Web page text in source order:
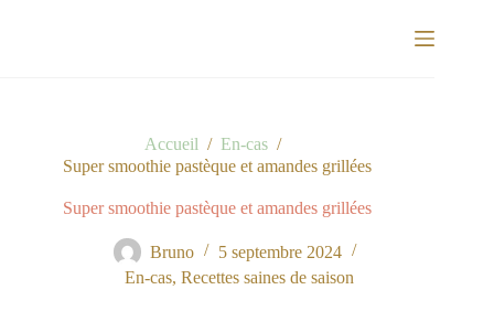
Accueil / En-cas /
Super smoothie pastèque et amandes grillées
Super smoothie pastèque et amandes grillées
Bruno
5 septembre 2024
En-cas,Recettes saines de saison